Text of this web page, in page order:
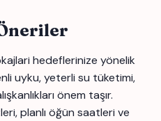
hedeflerinize yönelik
uyku, yeterli su tüketimi,
önem taşır.
planlı öğün saatleri ve